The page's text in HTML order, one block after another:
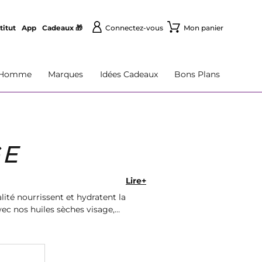
App Cadeaux 🎁 Connectez-vous Mon panier
Marques Idées Cadeaux Bons Plans
nourrissent et hydratent la
nos huiles sèches visage,
Lire+